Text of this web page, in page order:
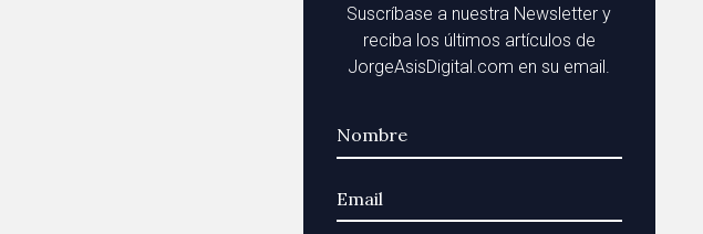
Suscríbase a nuestra Newsletter y
reciba los últimos artículos de
JorgeAsisDigital.com en su email.